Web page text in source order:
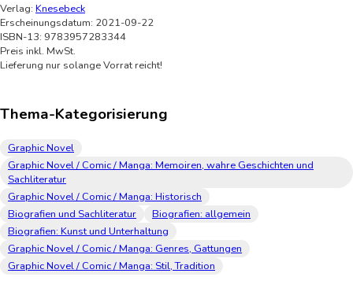
Verlag: Knesebeck
Erscheinungsdatum: 2021-09-22
ISBN-13: 9783957283344
Preis inkl. MwSt.
Lieferung nur solange Vorrat reicht!
Thema-Kategorisierung
Graphic Novel
Graphic Novel / Comic / Manga: Memoiren, wahre Geschichten und
Sachliteratur
Graphic Novel / Comic / Manga: Historisch
Biografien und Sachliteratur
Biografien: allgemein
Biografien: Kunst und Unterhaltung
Graphic Novel / Comic / Manga: Genres, Gattungen
Graphic Novel / Comic / Manga: Stil, Tradition